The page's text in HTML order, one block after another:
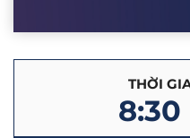
THỜI
8:30